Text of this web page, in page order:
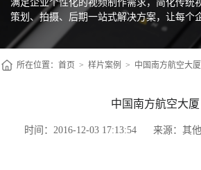
满足企业个性化的视频制作需求，简化传统
策划、拍摄、后期一站式解决方案，让每个
自己的宣传片
所在位置： 首页 > 样片案例 > 中国南方航空大厦
中国南方航空大厦
时间：2016-12-03 17:13:54 来源：其他